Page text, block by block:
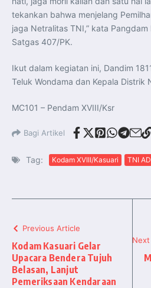
tekankan bahwa menjelang
jaga Netralitas TNI,” kata
Satgas 407/PK.
Ikut dalam kegiatan ini, Dandim
Teluk Wondama dan Kepala Distrik
MC101 – Pendam XVIII/Ksr
Bagi Artikel
Tag: Kodam XVIII/Kasuari TNI AD
Previous Article
Kodam Kasuari Gelar
Upacara Bendera Tujuh
Belasan, Lanjut
Pemeriksaan Kendaraan